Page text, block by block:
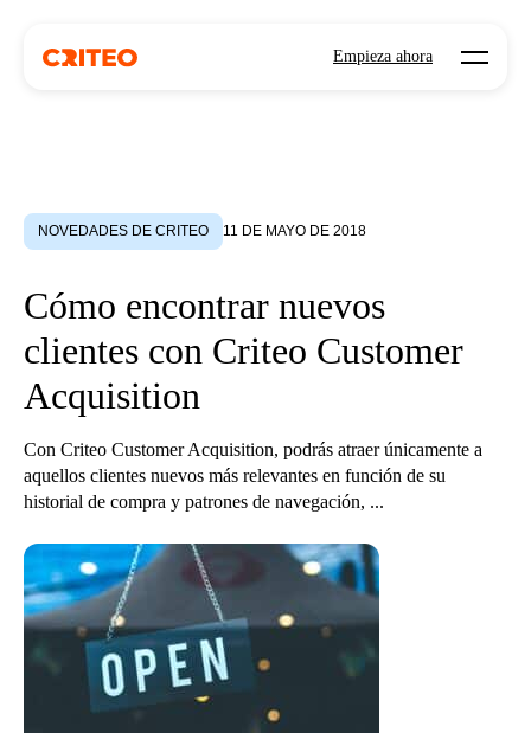
Empieza ahora Open
NOVEDADES DE CRITEO 11 DE MAYO DE 2018
Cómo encontrar nuevos
clientes con Criteo Customer
Acquisition
Con Criteo Customer Acquisition, podrás atraer únicamente a
aquellos clientes nuevos más relevantes en función de su
historial de compra y patrones de navegación, ...